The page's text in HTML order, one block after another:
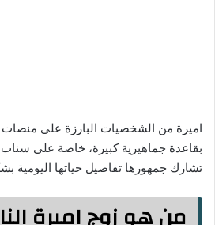
اميرة من الشخصيات البارزة على منصات
بقاعدة جماهيرية كبيرة، خاصة على
تشارك جمهورها تفاصيل حياتها اليومية